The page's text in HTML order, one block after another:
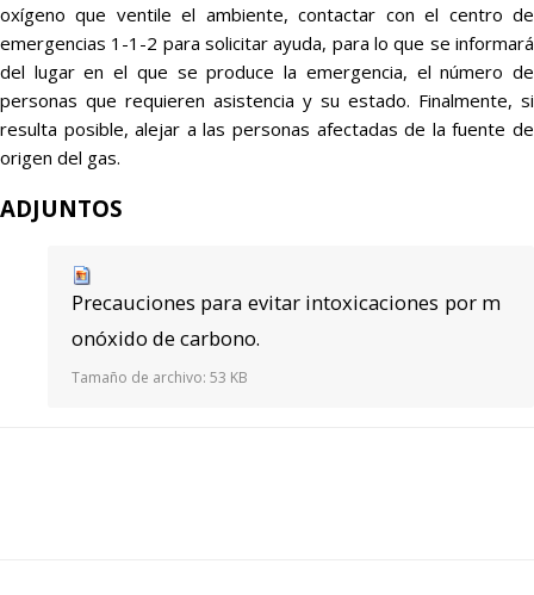
oxígeno que ventile el ambiente, contactar con el centro de
emergencias 1-1-2 para solicitar ayuda, para lo que se informará
del lugar en el que se produce la emergencia, el número de
personas que requieren asistencia y su estado. Finalmente, si
resulta posible, alejar a las personas afectadas de la fuente de
origen del gas.
ADJUNTOS
Precauciones para evitar intoxicaciones por m
onóxido de carbono.
Tamaño de archivo: 53 KB